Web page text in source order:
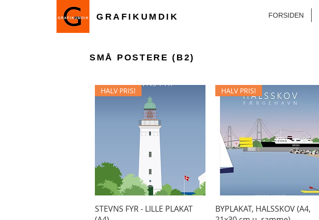
GRAFIKUMDIK FORSIDEN
SMÅ POSTERE (B2)
Hurtigvisning
HALV PRIS!
STEVNS FYR - LILLE PLAKAT
Hurtigvisning
HALV PRIS!
BYPLAKAT, HALSSKOV (A4,